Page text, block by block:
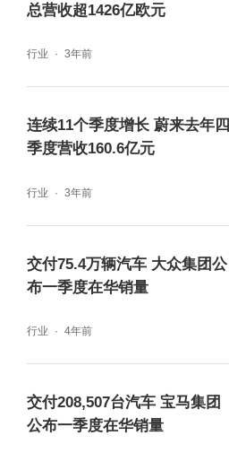
总营收超1426亿欧元
行业 3年前
连续11个季度增长 蔚来去年四
季度营收160.6亿元
行业 3年前
交付75.4万辆汽车 大众集团公
布一季度在华销量
行业 4年前
交付208,507台汽车 宝马集团
公布一季度在华销量